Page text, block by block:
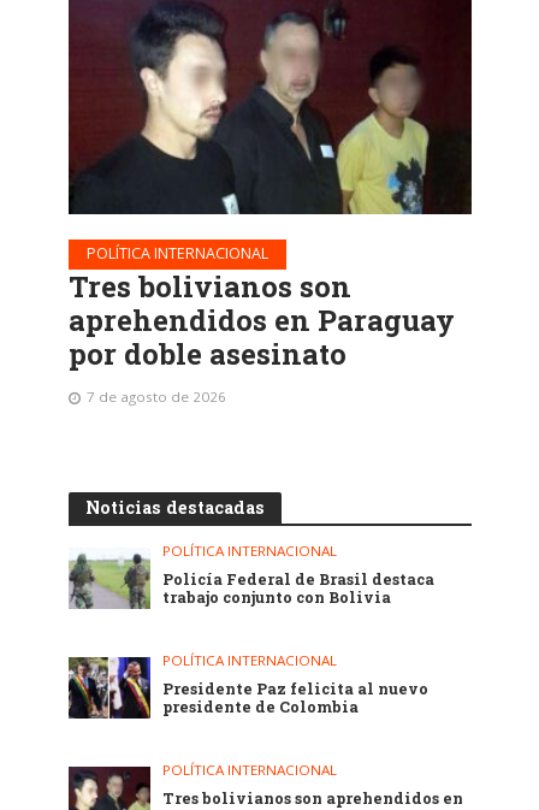
POLÍTICA INTERNACIONAL
Tres bolivianos son
aprehendidos en Paraguay
por doble asesinato
7 de agosto de 2026
Noticias destacadas
POLÍTICA INTERNACIONAL
Policía Federal de Brasil destaca
trabajo conjunto con Bolivia
POLÍTICA INTERNACIONAL
Presidente Paz felicita al nuevo
presidente de Colombia
POLÍTICA INTERNACIONAL
Tres bolivianos son aprehendidos en